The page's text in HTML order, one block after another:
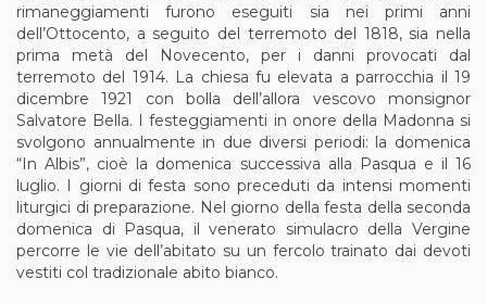
rimaneggiamenti furono eseguiti sia nei primi anni
dell’Ottocento, a seguito del terremoto del 1818, sia nella
prima metà del Novecento, per i danni provocati dal
terremoto del 1914. La chiesa fu elevata a parrocchia il 19
dicembre 1921 con bolla dell’allora vescovo monsignor
Salvatore Bella. I festeggiamenti in onore della Madonna si
svolgono annualmente in due diversi periodi: la domenica
“In Albis”, cioè la domenica successiva alla Pasqua e il 16
luglio. I giorni di festa sono preceduti da intensi momenti
liturgici di preparazione. Nel giorno della festa della seconda
domenica di Pasqua, il venerato simulacro della Vergine
percorre le vie dell’abitato su un fercolo trainato dai devoti
vestiti col tradizionale abito bianco.